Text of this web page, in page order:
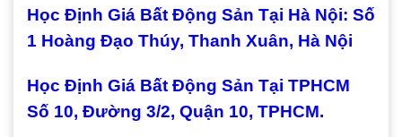
Học Định Giá Bất Động Sản Tại Hà Nội: Số
1 Hoàng Đạo Thúy, Thanh Xuân, Hà Nội
Học Định Giá Bất Động Sản Tại TPHCM
Số 10, Đường 3/2, Quận 10, TPHCM.